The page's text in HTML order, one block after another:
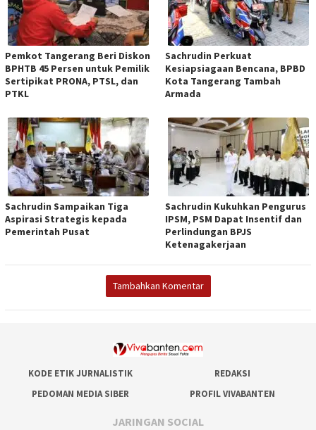
Pemkot Tangerang Beri Diskon
BPHTB 45 Persen untuk Pemilik
Sertipikat PRONA, PTSL, dan
PTKL
Sachrudin Perkuat
Kesiapsiagaan Bencana, BPBD
Kota Tangerang Tambah
Armada
Sachrudin Sampaikan Tiga
Aspirasi Strategis kepada
Pemerintah Pusat
Sachrudin Kukuhkan Pengurus
IPSM, PSM Dapat Insentif dan
Perlindungan BPJS
Ketenagakerjaan
Tambahkan Komentar
KODE ETIK JURNALISTIK
REDAKSI
PEDOMAN MEDIA SIBER
PROFIL VIVABANTEN
JARINGAN SOCIAL